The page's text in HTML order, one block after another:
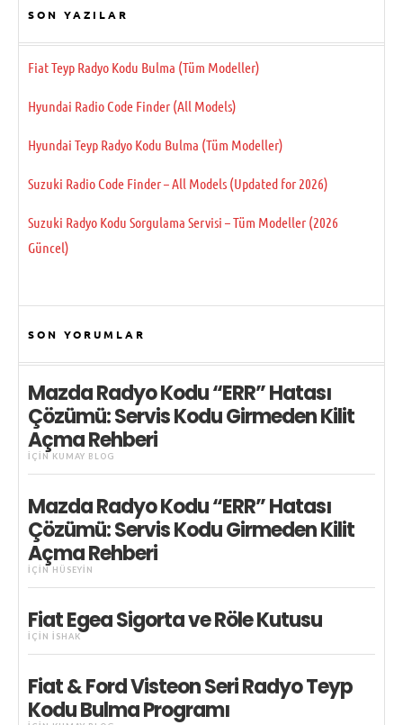
SON YAZILAR
Fiat Teyp Radyo Kodu Bulma (Tüm Modeller)
Hyundai Radio Code Finder (All Models)
Hyundai Teyp Radyo Kodu Bulma (Tüm Modeller)
Suzuki Radio Code Finder – All Models (Updated for 2026)
Suzuki Radyo Kodu Sorgulama Servisi – Tüm Modeller (2026
Güncel)
SON YORUMLAR
Mazda Radyo Kodu “ERR” Hatası
Çözümü: Servis Kodu Girmeden Kilit
Açma Rehberi
IÇIN KUMAY BLOG
Mazda Radyo Kodu “ERR” Hatası
Çözümü: Servis Kodu Girmeden Kilit
Açma Rehberi
IÇIN HÜSEYIN
Fiat Egea Sigorta ve Röle Kutusu
IÇIN İSHAK
Fiat & Ford Visteon Seri Radyo Teyp
Kodu Bulma Programı